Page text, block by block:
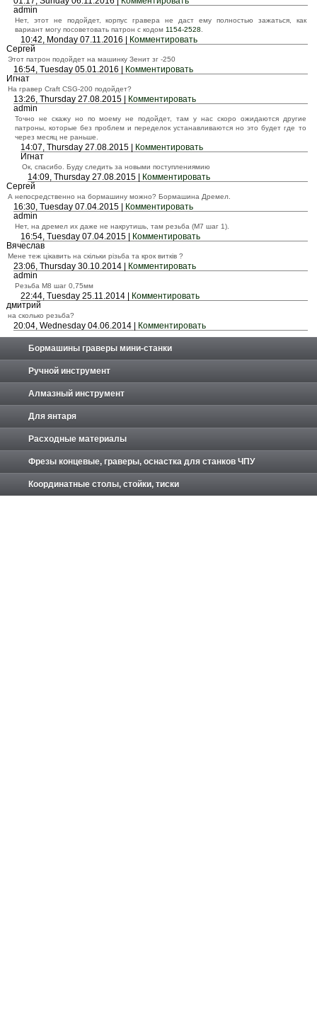
admin
Нет, этот не подойдет, корпус гравера не даст ему полностью зажаться, как
вариант могу посоветовать патрон с кодом 1154-2528
10:42, Monday 07.11.2016 |
Комментировать
Сергей
Этот патрон подойдет на машинку Зенит зг -250
16:54, Tuesday 05.01.2016 |
Комментировать
Игнат
На гравер Craft CSG-200 подойдет?
13:26, Thursday 27.08.2015 |
Комментировать
admin
Точно не скажу но по моему не подойдет, там у нас скоро ожидаются другие
патроны, которые без проблем и переделок устанавливаются но это будет где то
через месяц не раньше.
14:07, Thursday 27.08.2015 |
Комментировать
Игнат
Ок, спасибо. Буду следить за новыми поступлениямию
14:09, Thursday 27.08.2015 |
Комментировать
Сергей
А непосредственно на бормашину можно? Бормашина Дремел.
16:30, Tuesday 07.04.2015 |
Комментировать
admin
Нет, на дремел их даже не накрутишь, там резьба (М7 шаг 1).
16:54, Tuesday 07.04.2015 |
Комментировать
Вячеслав
Мене теж цікавить на скільки різьба та крок витків ?
23:06, Thursday 30.10.2014 |
Комментировать
admin
Резьба М8 шаг 0,75мм
22:44, Tuesday 25.11.2014 |
Комментировать
дмитрий
на сколько резьба?
20:04, Wednesday 04.06.2014 | Комментировать
Бормашины граверы мини-станки
Ручной инструмент
Алмазный инструмент
Для янтаря
Расходные материалы
Фрезы концевые, граверы, оснастка для станков ЧПУ
Координатные столы, стойки, тиски